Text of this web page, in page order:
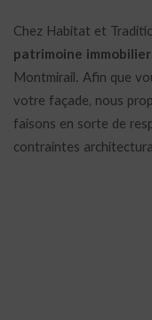
Chez Habitat et
patrimoine
Montmirail. Afin que
votre façade, nous
faisons en sorte de
contraintes